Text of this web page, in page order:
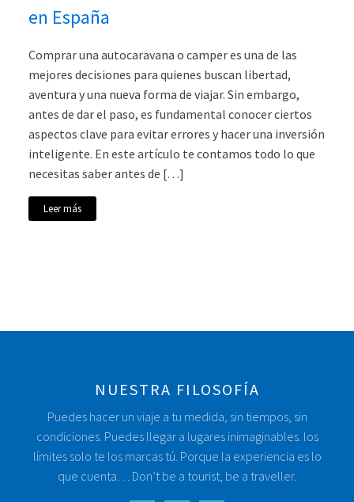
en España
Comprar una autocaravana o camper es una de las
mejores decisiones para quienes buscan libertad,
aventura y una nueva forma de viajar. Sin embargo,
antes de dar el paso, es fundamental conocer ciertos
aspectos clave para evitar errores y hacer una inversión
inteligente. En este artículo te contamos todo lo que
necesitas saber antes de […]
Leer más
NUESTRA FILOSOFÍA
Puedes hacer un viaje a tu medida, sin tiempos, sin
condiciones. Puedes llegar a lugares inimaginables. los
límites solo te los marcas tú. Porque la experiencia es lo
que cuenta… Don’t be a tourist, be a traveller.